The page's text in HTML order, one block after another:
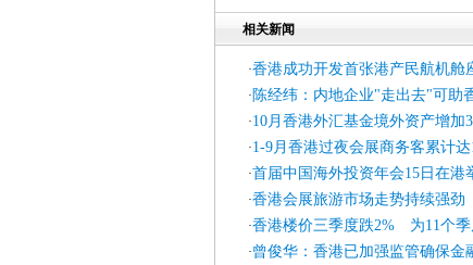
相关新闻
·香港成功开发首张港产民航机舱
· 陈经纬：内地企业"走出去"可助
·10月香港外汇基金境外资产增加
·1-9月香港过夜会展商务客累计达
·首届中国海外投资年会15日在港
·香港会展旅游市场走势持续强劲
·香港楼价三季度跌2% 为11个季
·曾俊华：香港已加强监管确保金